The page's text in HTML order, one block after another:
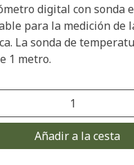
digital con sonda
para la medición de
La sonda de
1 metro.
Añadir a la cesta